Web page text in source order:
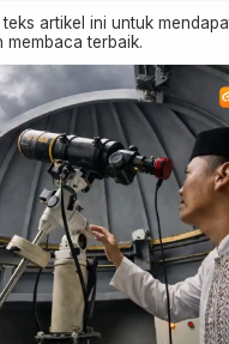
artikel ini untuk
membaca terbaik.